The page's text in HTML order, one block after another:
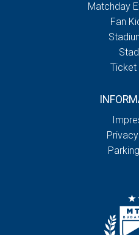
Matchday
Fan
Ticket